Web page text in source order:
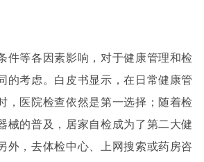
件等各因素影响，对于健康管理和检
的考虑。 白皮书显示，在日常健康管
，医院检查依然是第一选择；随着检
械的普及，居家自检成为了第二大健
外，去体检中心、上网搜索或药房咨